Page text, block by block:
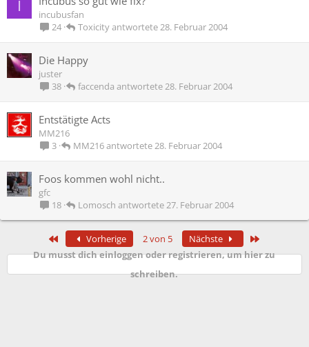
I
incubusfan
24
28. Februar 2004
Toxicity
Die Happy
juster
38
28. Februar 2004
faccenda
Entstätigte Acts
MM216
3
28. Februar 2004
MM216
Foos kommen wohl nicht..
gfc
18
27. Februar 2004
Lomosch
Erste Vorherige 2 von 5 Nächste
Du musst dich einloggen oder registrieren, um hier zu
schreiben.